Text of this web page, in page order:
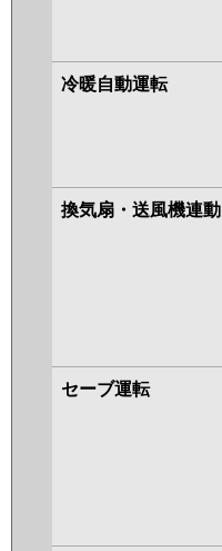
冷暖自動運転
換気扇・送風機連動
セーブ運転